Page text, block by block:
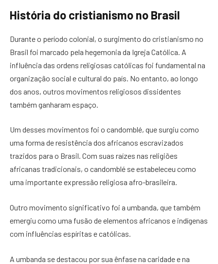
História do cristianismo no Brasil
Durante o período colonial, o surgimento do cristianismo no
Brasil foi marcado pela hegemonia da Igreja Católica. A
influência das ordens religiosas católicas foi fundamental na
organização social e cultural do país. No entanto, ao longo
dos anos, outros movimentos religiosos dissidentes
também ganharam espaço.
Um desses movimentos foi o candomblé, que surgiu como
uma forma de resistência dos africanos escravizados
trazidos para o Brasil. Com suas raízes nas religiões
africanas tradicionais, o candomblé se estabeleceu como
uma importante expressão religiosa afro-brasileira.
Outro movimento significativo foi a umbanda, que também
emergiu como uma fusão de elementos africanos e indígenas
com influências espíritas e católicas.
A umbanda se destacou por sua ênfase na caridade e na